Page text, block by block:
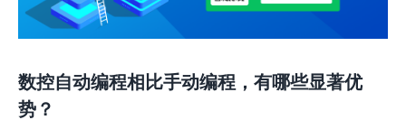
数控自动编程相比手动编程，有哪些显著优
势？